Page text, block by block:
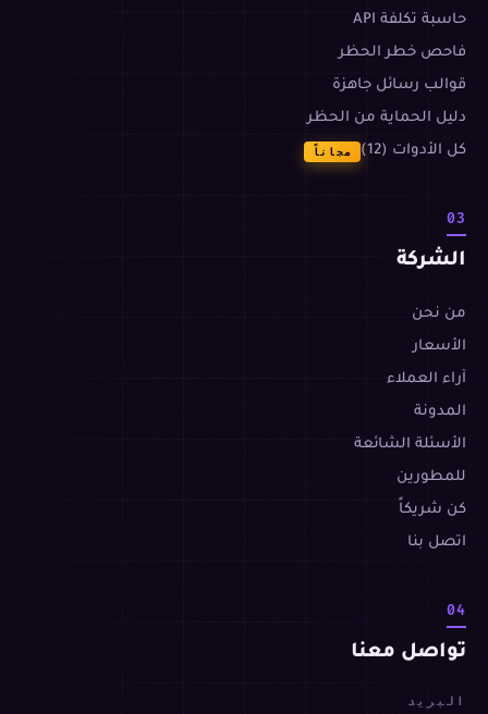
حاسبة تكلفة API
فاحص خطر الحظر
قوالب رسائل جاهزة
دليل الحماية من الحظر
كل الأدوات (12)
مجاناً
03
الشركة
من نحن
الأسعار
آراء العملاء
المدونة
الأسئلة الشائعة
للمطورين
كن شريكاً
اتصل بنا
04
تواصل معنا
البريد